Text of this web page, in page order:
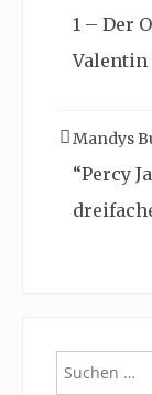
1 – Der
Mandys
“Percy
Suchen